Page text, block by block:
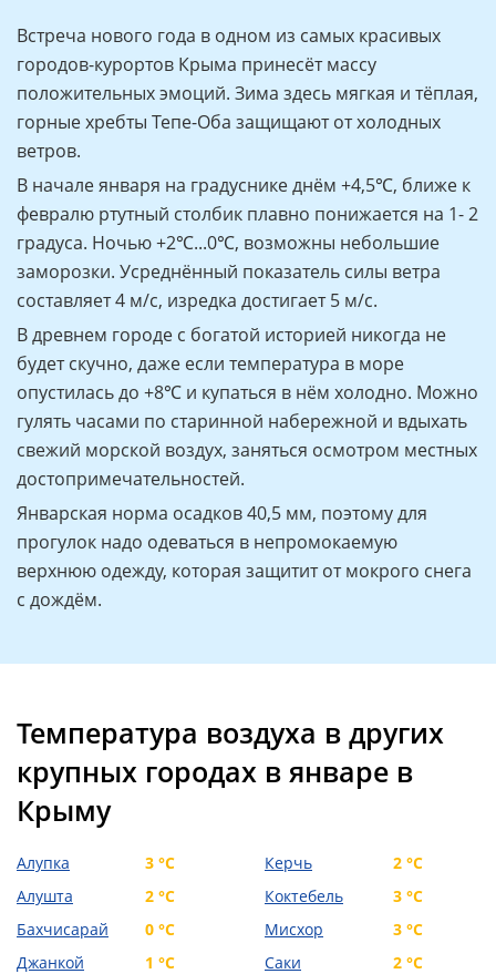
Встреча нового года в одном из самых красивых
городов-курортов Крыма принесёт массу
положительных эмоций. Зима здесь мягкая и тёплая,
горные хребты Тепе-Оба защищают от холодных
ветров.
В начале января на градуснике днём +4,5℃, ближе к
февралю ртутный столбик плавно понижается на 1- 2
градуса. Ночью +2℃...0℃, возможны небольшие
заморозки. Усреднённый показатель силы ветра
составляет 4 м/с, изредка достигает 5 м/с.
В древнем городе с богатой историей никогда не
будет скучно, даже если температура в море
опустилась до +8℃ и купаться в нём холодно. Можно
гулять часами по старинной набережной и вдыхать
свежий морской воздух, заняться осмотром местных
достопримечательностей.
Январская норма осадков 40,5 мм, поэтому для
прогулок надо одеваться в непромокаемую
верхнюю одежду, которая защитит от мокрого снега
с дождём.
Температура воздуха в других
крупных городах в январе в
Крыму
Алупка
3 °C
Алушта
2 °C
Бахчисарай
0 °C
Джанкой
1 °C
Керчь
2 °C
Коктебель
3 °C
Мисхор
3 °C
Саки
2 °C